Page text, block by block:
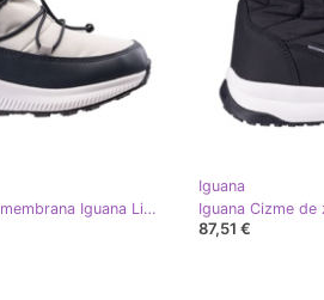
Cizme de zapada cu membrana Iguana Linos Mid 92800623559 alb
Iguana
87,51 €